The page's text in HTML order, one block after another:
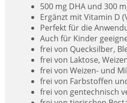
500 mg DHA und 300
Ergänzt mit Vitamin D
Perfekt für die
Auch für Kinder
frei von Quecksilber,
frei von Laktose,
frei von Weizen- und
frei von Farbstoffen
frei von gentechnisch